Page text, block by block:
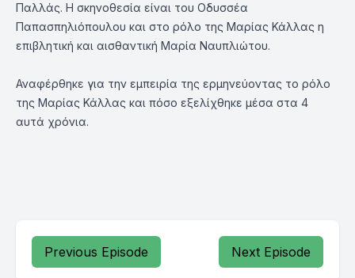
Παλλάς. Η σκηνοθεσία είναι του Οδυσσέα
Παπασπηλιόπουλου και στο ρόλο της Μαρίας Κάλλας η
επιβλητική και αισθαντική Μαρία Ναυπλιώτου.
Αναφέρθηκε για την εμπειρία της ερμηνεύοντας το ρόλο
της Μαρίας Κάλλας και πόσο εξελίχθηκε μέσα στα 4
αυτά χρόνια.
Previous Episode Next Episode